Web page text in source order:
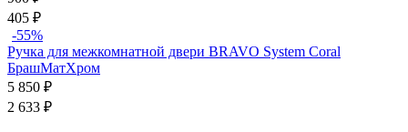
405 ₽
-55%
Ручка для межкомнатной двери BRAVO System Coral
БрашМатХром
5 850 ₽
2 633 ₽